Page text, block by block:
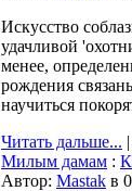
Искусство
удачливой
менее,
рождения
научиться
Читать дальше...
Милым дамам :
Автор: Мastak в